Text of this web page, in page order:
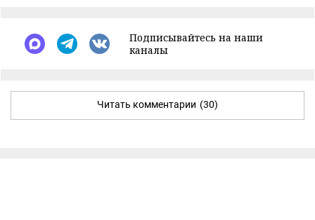
Подписывайтесь на наши
каналы
Читать комментарии (30)